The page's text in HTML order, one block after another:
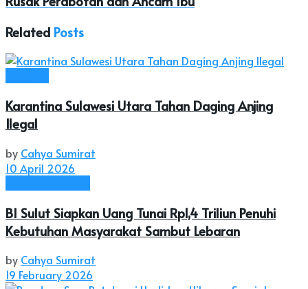
Related Posts
Karantina Sulawesi Utara Tahan Daging Anjing
Ilegal
by Cahya Sumirat
10 April 2026
BI Sulut Siapkan Uang Tunai Rp1,4 Triliun Penuhi
Kebutuhan Masyarakat Sambut Lebaran
by Cahya Sumirat
19 February 2026